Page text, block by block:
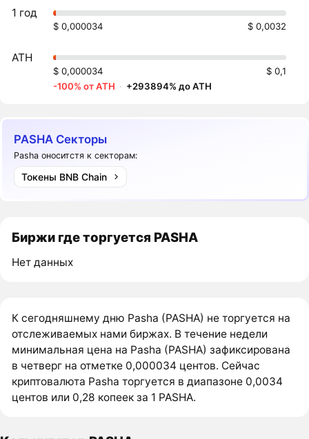
1 год
$ 0,000034 $ 0,0032
ATH
$ 0,000034
$ 0,1
-100% от ATH · +293894% до ATH
PASHA Секторы
Pasha оноситстя к секторам:
Токены BNB Chain
Биржи где торгуется PASHA
Нет данных
К сегодняшнему дню Pasha (PASHA) не торгуется на
отслеживаемых нами биржах. В течение недели
минимальная цена на Pasha (PASHA) зафиксирована
в четверг на отметке 0,000034 центов. Сейчас
криптовалюта Pasha торгуется в диапазоне 0,0034
центов или 0,28 копеек за 1 PASHA.